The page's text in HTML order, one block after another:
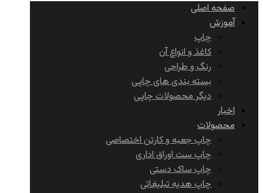
صفحه اصلی
آموزش
چاپ
کاغذ و انواع آن
رنگ و طراحی
بسته بندی های چاپی
دیگر محصولات چاپی
اخبار
محصولات
چاپ جعبه و کارتن اختصاصی
چاپ ست اوراق اداری
چاپ ساک دستی
چاپ هدیه تبلیغاتی